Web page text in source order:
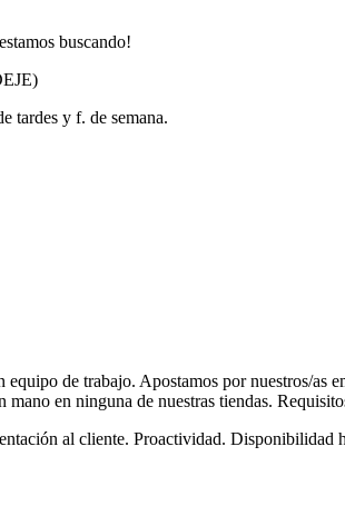
buscando!
tardes y f. de semana.
de trabajo. Apostamos por nuestros/as
en ninguna de nuestras tiendas.
al cliente. Proactividad. Disponibilidad